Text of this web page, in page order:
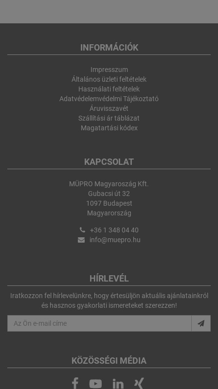
INFORMÁCIÓK
Impresszum
Általános üzleti feltételek
Használati feltételek
Adatvédelemvédelmi Tájékoztató
Áruvisszavét
Szállítási ár táblázat
Magatartási kódex
KAPCSOLAT
MÜPRO Magyaroszág Kft.
Gubacsi út 32
1097 Budapest
Magyarország
+36 1 348 04 40
info@muepro.hu
HÍRLEVÉL
Iratkozzon fel hírlevelünkre, hogy értesüljön aktuális ajánlatainkról
és hasznos gyakorlati ismereteket szerezzen!
KÖZÖSSÉGI MÉDIA